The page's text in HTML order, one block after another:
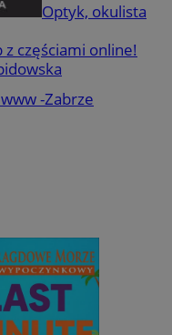
Optyk, okulista
częściami online!
-Zabrze